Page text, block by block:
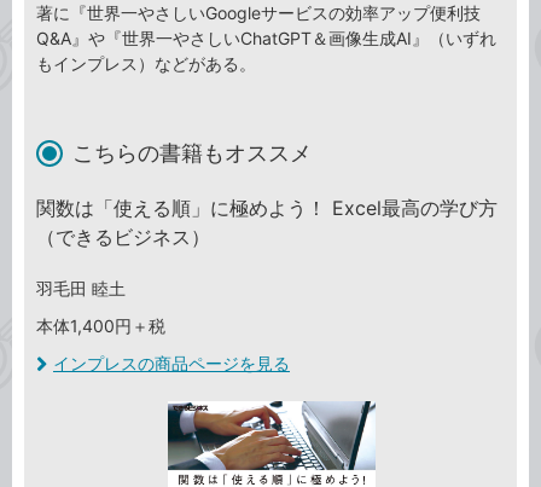
著に『世界一やさしいGoogleサービスの効率アップ便利技
Q&A』や『世界一やさしいChatGPT＆画像生成AI』（いずれ
もインプレス）などがある。
こちらの書籍もオススメ
関数は「使える順」に極めよう！ Excel最高の学び方
（できるビジネス）
羽毛田 睦土
本体1,400円＋税
インプレスの商品ページを見る